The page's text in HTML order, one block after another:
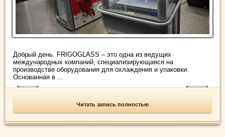
Добрый день. FRIGOGLASS – это одна из ведущих
международных компаний, специализирующаяся на
производстве оборудования для охлаждения и упаковки.
Основанная в ...
Читать запись полностью